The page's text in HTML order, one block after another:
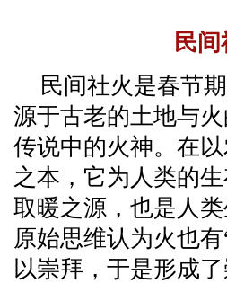
民
民间社火是春节
源于古老的土地与
传说中的火神。在
之本，它为人类的
取暖之源，也是人
原始思维认为火也
以崇拜，于是形成